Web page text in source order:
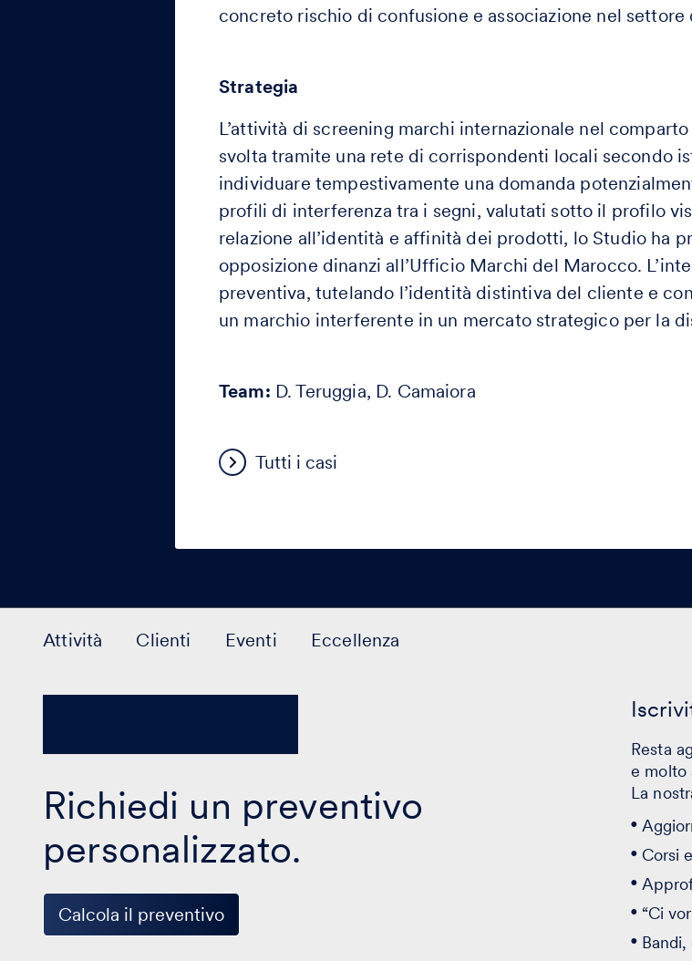
concreto rischio di confusione e associazione nel
Strategia
L’attività di screening marchi internazionale nel
svolta tramite una rete di corrispondenti locali secondo
individuare tempestivamente una domanda
profili di interferenza tra i segni, valutati sotto il profilo
relazione all’identità e affinità dei prodotti, lo Studio ha
opposizione dinanzi all’Ufficio Marchi del Marocco.
preventiva, tutelando l’identità distintiva del cliente e
un marchio interferente in un mercato strategico per la
Team: D. Teruggia, D. Camaiora
Tutti i casi
Attività Clienti Eventi Eccellenza
Richiedi un preventivo
personalizzato.
Calcola il preventivo
Resta
e molto
La
Corsi
“Ci